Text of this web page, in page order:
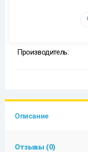
Производитель:
Описание
Отзывы (0)